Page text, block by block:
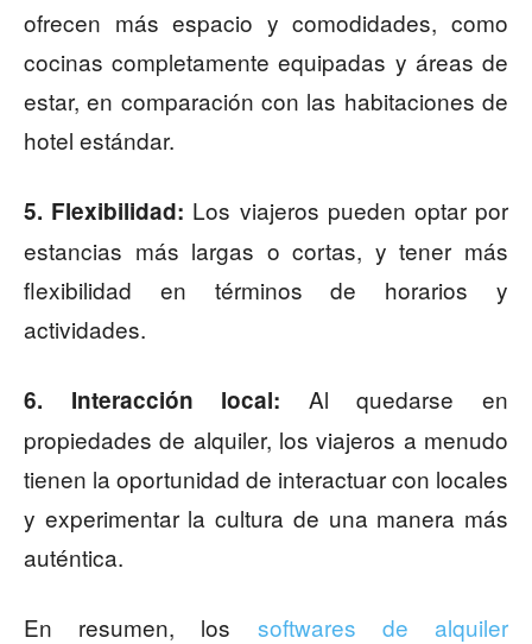
ofrecen más espacio y comodidades, como
cocinas completamente equipadas y áreas de
estar, en comparación con las habitaciones de
hotel estándar.
5. Flexibilidad: Los viajeros pueden optar por
estancias más largas o cortas, y tener más
flexibilidad en términos de horarios y
actividades.
6. Interacción local: Al quedarse en
propiedades de alquiler, los viajeros a menudo
tienen la oportunidad de interactuar con locales
y experimentar la cultura de una manera más
auténtica.
En resumen, los softwares de alquiler